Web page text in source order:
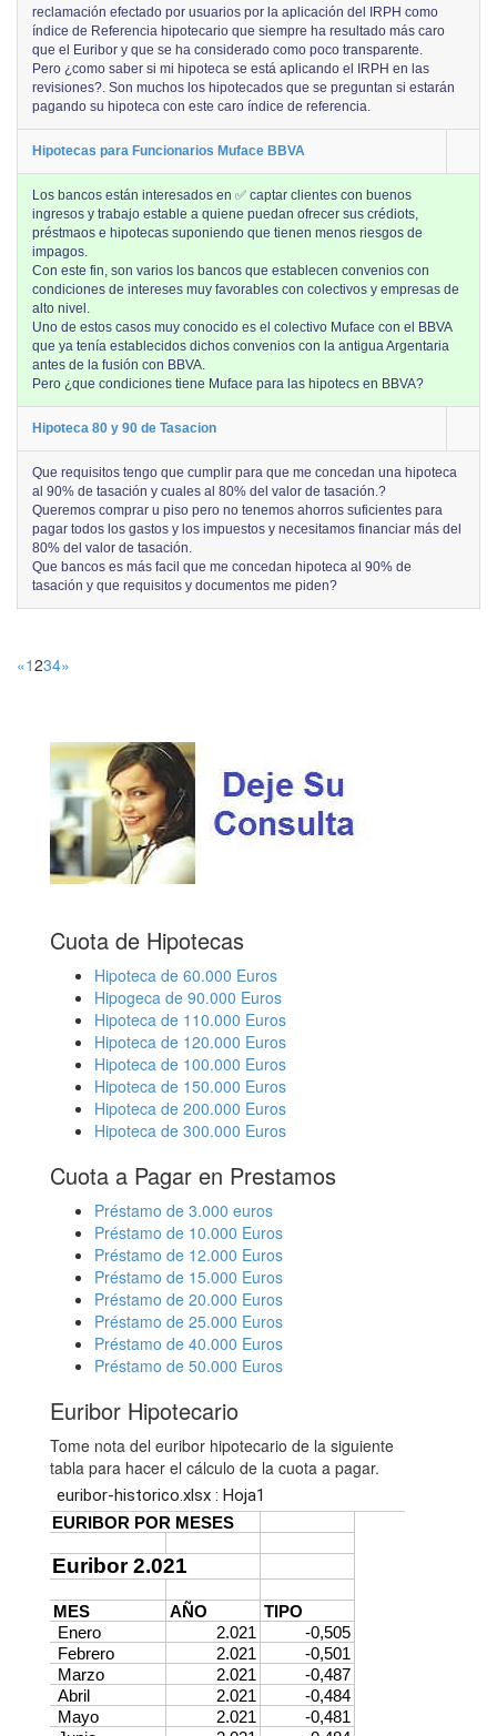
reclamación efectado por usuarios por la aplicación del IRPH como
índice de Referencia hipotecario que siempre ha resultado más caro
que el Euribor y que se ha considerado como poco transparente.
Pero ¿como saber si mi hipoteca se está aplicando el IRPH en las
revisiones?. Son muchos los hipotecados que se preguntan si estarán
pagando su hipoteca con este caro índice de referencia.
Hipotecas para Funcionarios Muface BBVA
Los bancos están interesados en ✅ captar clientes con buenos
ingresos y trabajo estable a quiene puedan ofrecer sus crédiots,
préstmaos e hipotecas suponiendo que tienen menos riesgos de
impagos.
Con este fin, son varios los bancos que establecen convenios con
condiciones de intereses muy favorables con colectivos y empresas de
alto nivel.
Uno de estos casos muy conocido es el colectivo Muface con el BBVA
que ya tenía establecidos dichos convenios con la antigua Argentaria
antes de la fusión con BBVA.
Pero ¿que condiciones tiene Muface para las hipotecs en BBVA?
Hipoteca 80 y 90 de Tasacion
Que requisitos tengo que cumplir para que me concedan una hipoteca
al 90% de tasación y cuales al 80% del valor de tasación.?
Queremos comprar u piso pero no tenemos ahorros suficientes para
pagar todos los gastos y los impuestos y necesitamos financiar más del
80% del valor de tasación.
Que bancos es más facil que me concedan hipoteca al 90% de
tasación y que requisitos y documentos me piden?
«1234»
Cuota de Hipotecas
Hipoteca de 60.000 Euros
Hipogeca de 90.000 Euros
Hipoteca de 110.000 Euros
Hipoteca de 120.000 Euros
Hipoteca de 100.000 Euros
Hipoteca de 150.000 Euros
Hipoteca de 200.000 Euros
Hipoteca de 300.000 Euros
Cuota a Pagar en Prestamos
Préstamo de 3.000 euros
Préstamo de 10.000 Euros
Préstamo de 12.000 Euros
Préstamo de 15.000 Euros
Préstamo de 20.000 Euros
Préstamo de 25.000 Euros
Préstamo de 40.000 Euros
Préstamo de 50.000 Euros
Euribor Hipotecario
Tome nota del euribor hipotecario de la siguiente
tabla para hacer el cálculo de la cuota a pagar.